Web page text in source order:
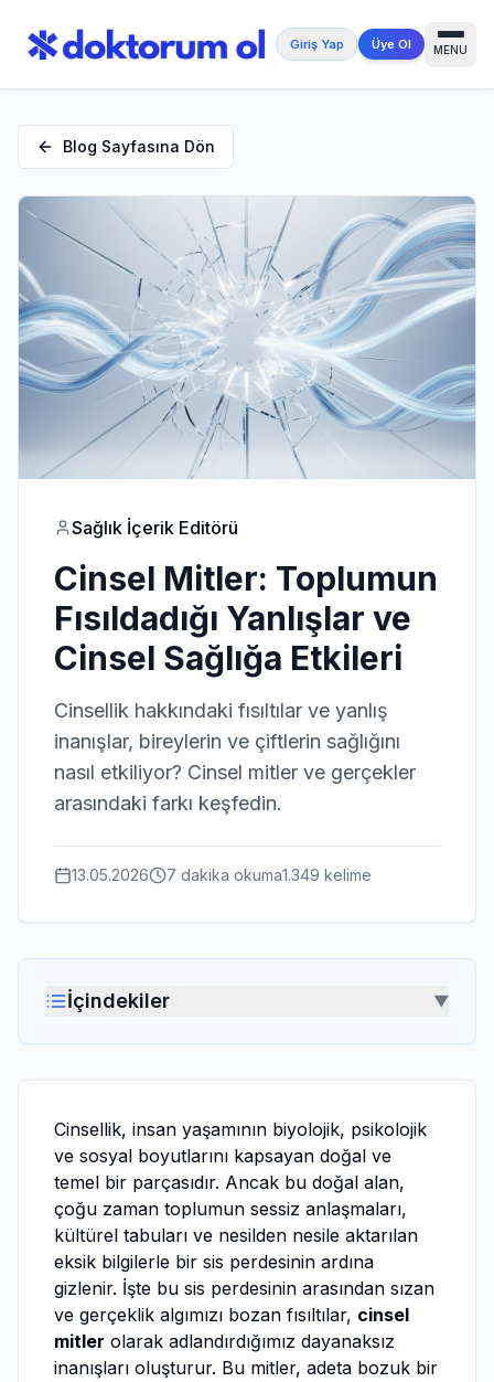
Giriş Yap Üye Ol MENU
Blog Sayfasına Dön
Sağlık İçerik Editörü
Cinsel Mitler: Toplumun
Fısıldadığı Yanlışlar ve
Cinsel Sağlığa Etkileri
Cinsellik hakkındaki fısıltılar ve yanlış
inanışlar, bireylerin ve çiftlerin sağlığını
nasıl etkiliyor? Cinsel mitler ve gerçekler
arasındaki farkı keşfedin.
13.05.2026 7 dakika okuma1.349 kelime
İçindekiler ▼
Cinsellik, insan yaşamının biyolojik, psikolojik
ve sosyal boyutlarını kapsayan doğal ve
temel bir parçasıdır. Ancak bu doğal alan,
çoğu zaman toplumun sessiz anlaşmaları,
kültürel tabuları ve nesilden nesile aktarılan
eksik bilgilerle bir sis perdesinin ardına
gizlenir. İşte bu sis perdesinin arasından sızan
ve gerçeklik algımızı bozan fısıltılar, cinsel
mitler olarak adlandırdığımız dayanaksız
inanışları oluşturur. Bu mitler, adeta bozuk bir